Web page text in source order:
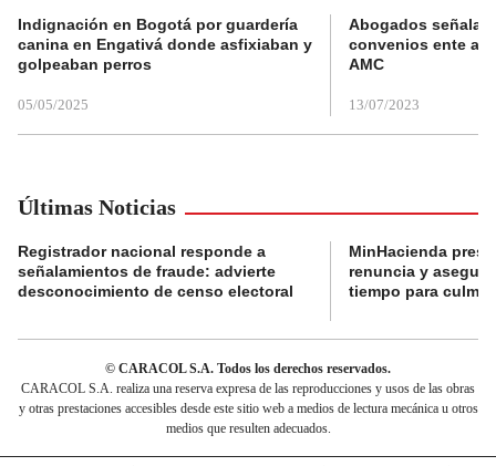
Indignación en Bogotá por guardería
canina en Engativá donde asfixiaban y
golpeaban perros
05/05/2025
Abogados
convenios ente
AMC
13/07/2023
Últimas Noticias
Registrador nacional responde a
señalamientos de fraude: advierte
desconocimiento de censo electoral
MinHacienda
renuncia y
tiempo para
© CARACOL S.A. Todos los derechos reservados.
CARACOL S.A. realiza una reserva expresa de las reproducciones y usos de las obras
y otras prestaciones accesibles desde este sitio web a medios de lectura mecánica u otros
medios que resulten adecuados.